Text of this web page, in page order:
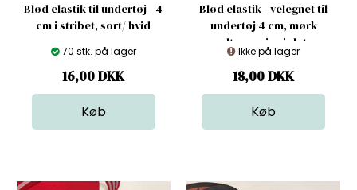
Blød elastik til undertøj - 4
cm i stribet, sort/ hvid
70 stk. på lager
16,00DKK
Blød elastik - velegnet til
undertøj 4 cm, mørk
ultramarin violet
Ikke på lager
18,00DKK